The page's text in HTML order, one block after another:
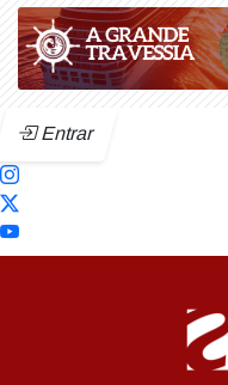
Entrar